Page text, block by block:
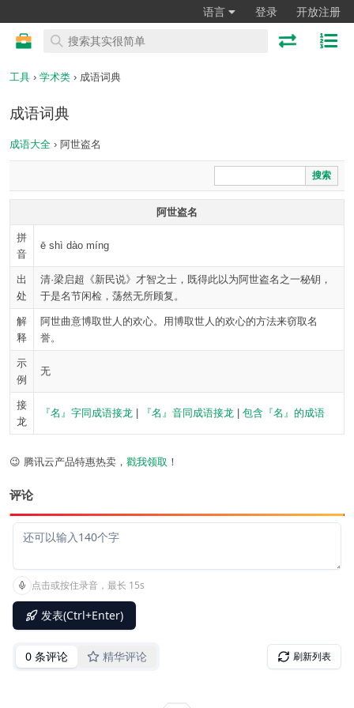
语言 登录 开放注册
工具 › 学术类 › 成语词典
成语词典
成语大全 › 阿世盗名
搜索
阿世盗名
拼
音
ē shì dào míng
出
处
清·梁启超《新民说》才智之士，既得此以为阿世盗名之一秘钥，
于是名节闲检，荡然无所顾复。
解
释
阿世曲意博取世人的欢心。用博取世人的欢心的方法来窃取名
誉。
示
例
无
接
龙
『名』字同成语接龙 『名』音同成语接龙 包含『名』的成语
😉 腾讯云产品特惠热卖， 戳我领取 ！
评论